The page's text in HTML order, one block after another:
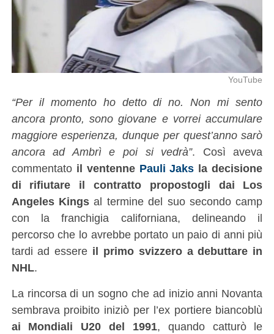
YouTube
“Per il momento ho detto di no. Non mi sento
ancora pronto, sono giovane e vorrei accumulare
maggiore esperienza, dunque per quest’anno sarò
ancora ad Ambrì e poi si vedrà”. Così aveva
commentato il ventenne Pauli Jaks la decisione
di rifiutare il contratto propostogli dai Los
Angeles Kings al termine del suo secondo camp
con la franchigia californiana, delineando il
percorso che lo avrebbe portato un paio di anni più
tardi ad essere il primo svizzero a debuttare in
NHL.
La rincorsa di un sogno che ad inizio anni Novanta
sembrava proibito iniziò per l’ex portiere biancoblù
ai Mondiali U20
del 1991, quando catturò le